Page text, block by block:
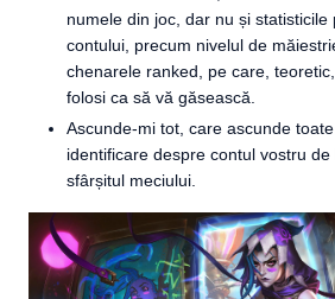
numele din joc, dar nu și statisticile
contului, precum nivelul de
chenarele ranked, pe care,
folosi ca să vă găsească.
Ascunde-mi tot, care ascunde
identificare despre contul vostru
sfârșitul meciului.